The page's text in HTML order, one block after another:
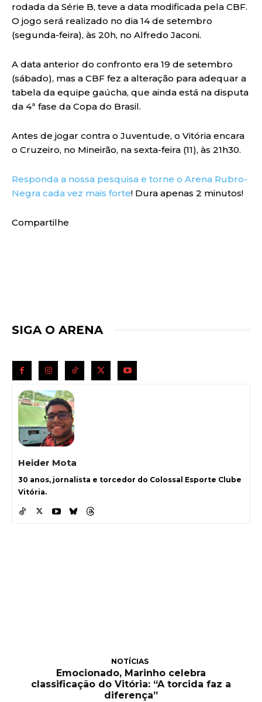
rodada da Série B, teve a data modificada pela CBF.
O jogo será realizado no dia 14 de setembro
(segunda-feira), às 20h, no Alfredo Jaconi.
A data anterior do confronto era 19 de setembro
(sábado), mas a CBF fez a alteração para adequar a
tabela da equipe gaúcha, que ainda está na disputa
da 4ª fase da Copa do Brasil.
Antes de jogar contra o Juventude, o Vitória encara
o Cruzeiro, no Mineirão, na sexta-feira (11), às 21h30.
Responda a nossa pesquisa e torne o Arena Rubro-
Negra cada vez mais forte! Dura apenas 2 minutos!
Compartilhe
SIGA O ARENA
Heider Mota
30 anos, jornalista e torcedor do Colossal Esporte Clube
Vitória.
NOTÍCIAS
Emocionado, Marinho celebra
classificação do Vitória: “A torcida faz a
diferença”